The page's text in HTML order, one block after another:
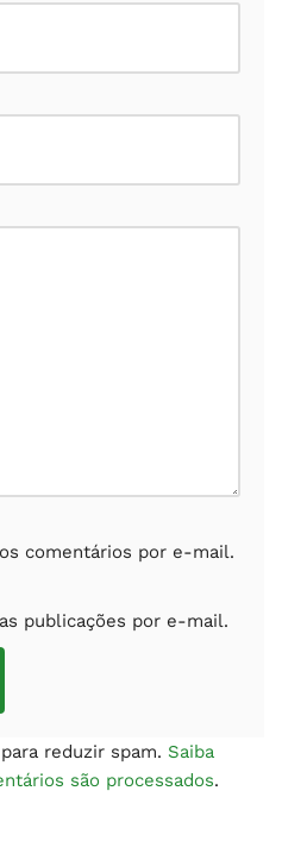
comentários por e-mail.
publicações por e-mail.
reduzir spam. Saiba
são processados.